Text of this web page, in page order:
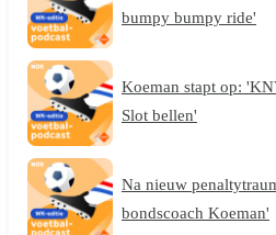
bumpy bumpy ride'
Koeman stapt op:
Slot bellen'
Na nieuw
bondscoach Koeman'